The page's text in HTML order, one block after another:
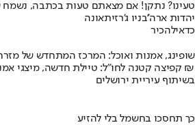
טעינו? נתקן! אם מצאתם טעות בכתבה, נשמח
יהדות ארה''בניו ג'רזיתאונה
כדאילהכיר
שופינג, אמנות ואוכל: המרכז המתחדש של
קפיצה קטנה לחו"ל: טיילת חדשה, מיצגי אמנות, וכיכרות משופצות בהשקעה של 100 מיליון ₪
בשיתוף עיריית ירושלים
כך תחסכו בחשמל בלי להזיע